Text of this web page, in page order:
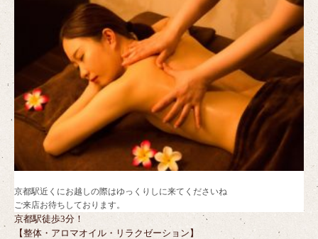
京都駅近くにお越しの際はゆっくりしに来てくださいね
ご来店お待ちしております。
京都駅徒歩3分！
【整体・アロマオイル・リラクゼーション】